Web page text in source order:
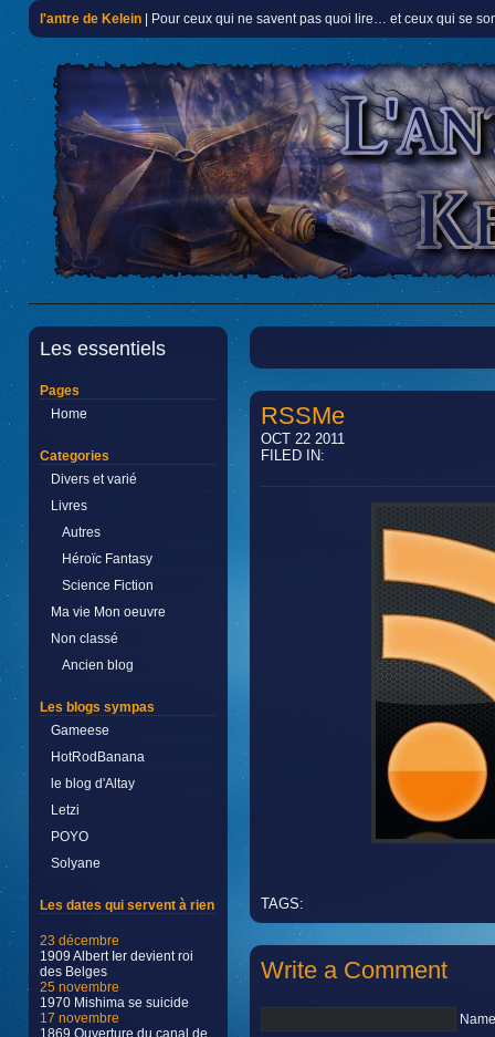
l'antre de Kelein | Pour ceux qui ne savent pas quoi lire… et ceux qui se
Les essentiels
Pages
Home
Categories
Divers et varié
Livres
Autres
Héroïc Fantasy
Science Fiction
Ma vie Mon oeuvre
Non classé
Ancien blog
Les blogs sympas
Gameese
HotRodBanana
le blog d'Altay
Letzi
POYO
Solyane
Les dates qui servent à rien
23 décembre
1909 Albert Ier devient roi
des Belges
25 novembre
1970 Mishima se suicide
17 novembre
1869 Ouverture du canal de
RSSMe
OCT 22 2011
FILED IN:
TAGS:
Write a Comment